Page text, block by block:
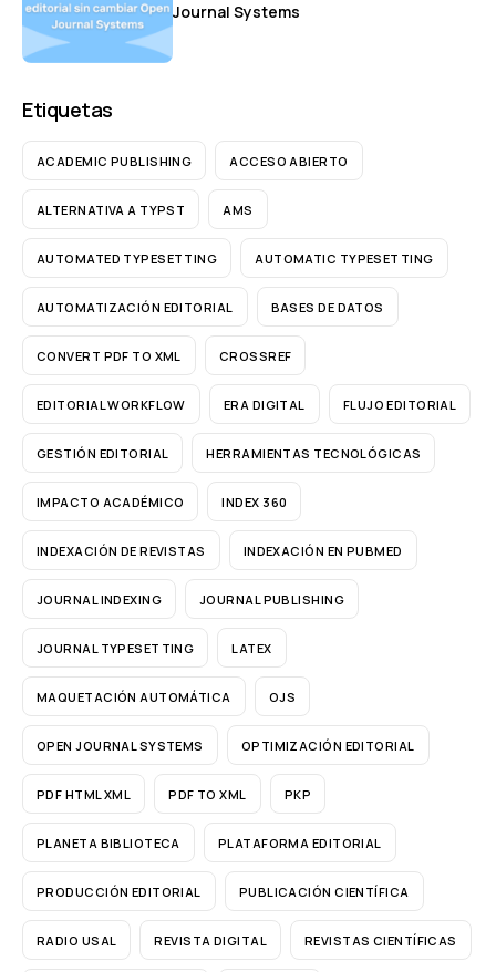
Journal Systems
Etiquetas
ACADEMIC PUBLISHING ACCESO ABIERTO
ALTERNATIVA A TYPST AMS
AUTOMATED TYPESETTING AUTOMATIC TYPESETTING
AUTOMATIZACIÓN EDITORIAL BASES DE DATOS
CONVERT PDF TO XML CROSSREF
EDITORIAL WORKFLOW ERA DIGITAL FLUJO EDITORIAL
GESTIÓN EDITORIAL HERRAMIENTAS TECNOLÓGICAS
IMPACTO ACADÉMICO INDEX 360
INDEXACIÓN DE REVISTAS INDEXACIÓN EN PUBMED
JOURNAL INDEXING JOURNAL PUBLISHING
JOURNAL TYPESETTING LATEX
MAQUETACIÓN AUTOMÁTICA OJS
OPEN JOURNAL SYSTEMS OPTIMIZACIÓN EDITORIAL
PDF HTML XML PDF TO XML PKP
PLANETA BIBLIOTECA PLATAFORMA EDITORIAL
PRODUCCIÓN EDITORIAL PUBLICACIÓN CIENTÍFICA
RADIO USAL REVISTA DIGITAL REVISTAS CIENTÍFICAS